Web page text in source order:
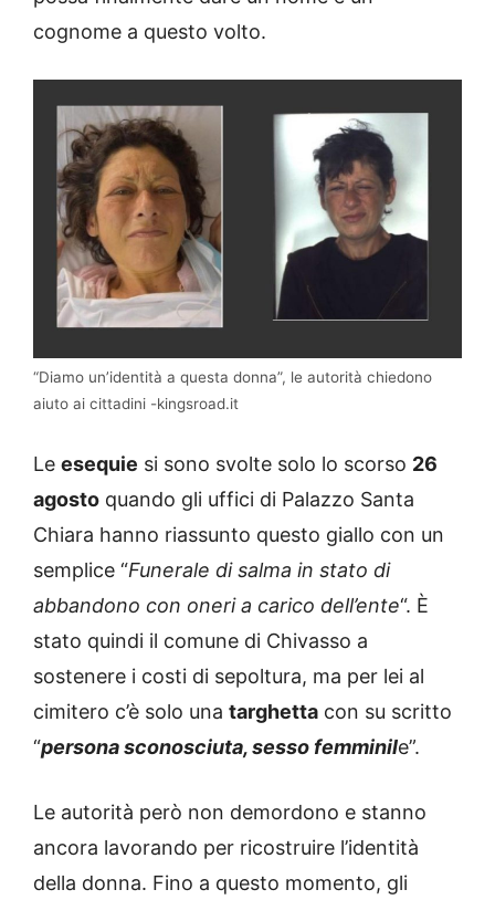
cognome a questo volto.
“Diamo un’identità a questa donna”, le autorità chiedono
aiuto ai cittadini -kingsroad.it
Le esequie si sono svolte solo lo scorso 26
agosto quando gli uffici di Palazzo Santa
Chiara hanno riassunto questo giallo con un
semplice “Funerale di salma in stato di
abbandono con oneri a carico dell’ente“. È
stato quindi il comune di Chivasso a
sostenere i costi di sepoltura, ma per lei al
cimitero c’è solo una targhetta con su scritto
“persona sconosciuta, sesso femminile”.
Le autorità però non demordono e stanno
ancora lavorando per ricostruire l’identità
della donna. Fino a questo momento, gli